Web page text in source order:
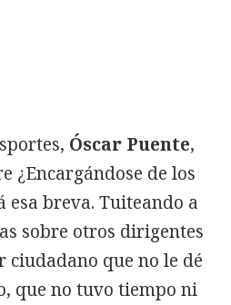
Óscar Puente,
¿Encargándose de los
esa breva. Tuiteando a
sobre otros dirigentes
que no le dé
que no tuvo tiempo ni